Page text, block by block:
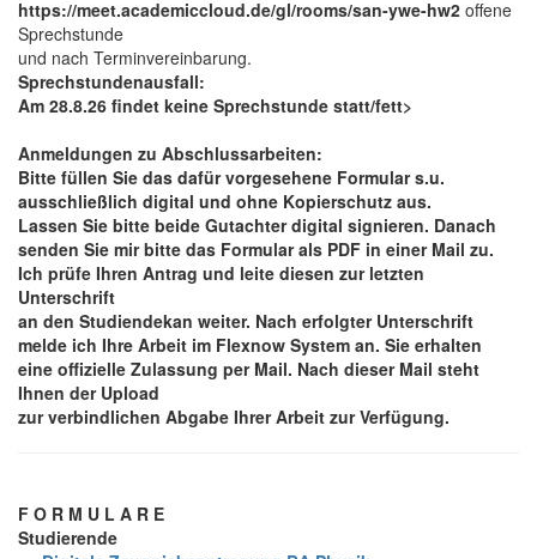
https://meet.academiccloud.de/gl/rooms/san-ywe-hw2 offene
Sprechstunde
und nach Terminvereinbarung.
Sprechstundenausfall:
Am 28.8.26 findet keine Sprechstunde statt/fett>
Anmeldungen zu Abschlussarbeiten:
Bitte füllen Sie das dafür vorgesehene Formular s.u.
ausschließlich digital und ohne Kopierschutz aus.
Lassen Sie bitte beide Gutachter digital signieren. Danach
senden Sie mir bitte das Formular als PDF in einer Mail zu.
Ich prüfe Ihren Antrag und leite diesen zur letzten
Unterschrift
an den Studiendekan weiter. Nach erfolgter Unterschrift
melde ich Ihre Arbeit im Flexnow System an. Sie erhalten
eine offizielle Zulassung per Mail. Nach dieser Mail steht
Ihnen der Upload
zur verbindlichen Abgabe Ihrer Arbeit zur Verfügung.
F O R M U L A R E
Studierende